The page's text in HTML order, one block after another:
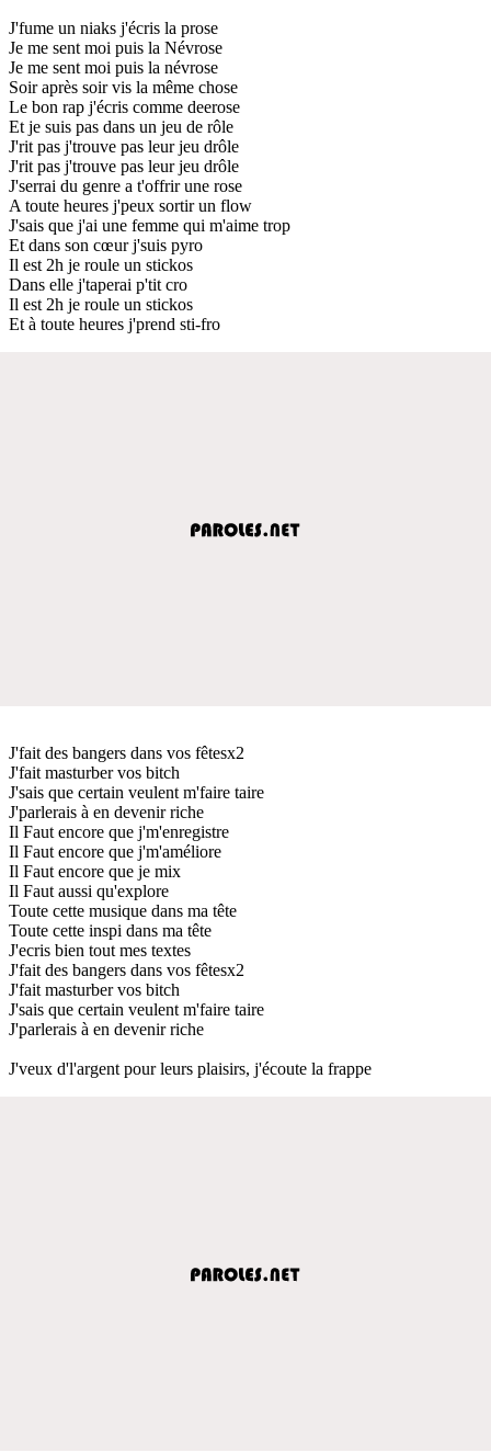
J'fume un niaks j'écris la prose
Je me sent moi puis la Névrose
Je me sent moi puis la névrose
Soir après soir vis la même chose
Le bon rap j'écris comme deerose
Et je suis pas dans un jeu de rôle
J'rit pas j'trouve pas leur jeu drôle
J'rit pas j'trouve pas leur jeu drôle
J'serrai du genre a t'offrir une rose
A toute heures j'peux sortir un flow
J'sais que j'ai une femme qui m'aime trop
Et dans son cœur j'suis pyro
Il est 2h je roule un stickos
Dans elle j'taperai p'tit cro
Il est 2h je roule un stickos
Et à toute heures j'prend sti-fro
J'fait des bangers dans vos fêtesx2
J'fait masturber vos bitch
J'sais que certain veulent m'faire taire
J'parlerais à en devenir riche
Il Faut encore que j'm'enregistre
Il Faut encore que j'm'améliore
Il Faut encore que je mix
Il Faut aussi qu'explore
Toute cette musique dans ma tête
Toute cette inspi dans ma tête
J'ecris bien tout mes textes
J'fait des bangers dans vos fêtesx2
J'fait masturber vos bitch
J'sais que certain veulent m'faire taire
J'parlerais à en devenir riche
J'veux d'l'argent pour leurs plaisirs, j'écoute la frappe